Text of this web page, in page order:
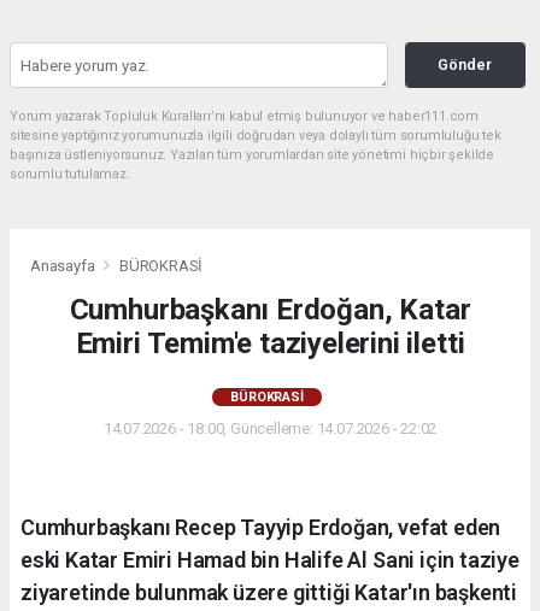
Gönder
Yorum yazarak Topluluk Kuralları’nı kabul etmiş bulunuyor ve haber111.com
sitesine yaptığınız yorumunuzla ilgili doğrudan veya dolaylı tüm sorumluluğu tek
başınıza üstleniyorsunuz. Yazılan tüm yorumlardan site yönetimi hiçbir şekilde
sorumlu tutulamaz.
Anasayfa BÜROKRASİ
Cumhurbaşkanı Erdoğan, Katar
Emiri Temim'e taziyelerini iletti
BÜROKRASİ
14.07.2026 - 18:00, Güncelleme: 14.07.2026 - 22:02
Cumhurbaşkanı Recep Tayyip Erdoğan, vefat eden
eski Katar Emiri Hamad bin Halife Al Sani için taziye
ziyaretinde bulunmak üzere gittiği Katar'ın başkenti